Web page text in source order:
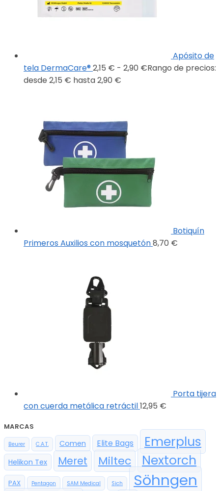
Apósito de
tela DermaCare®2,15 € - 2,90 €Rango de precios:
desde 2,15 € hasta 2,90 €
Botiquín
Primeros Auxilios con mosquetón8,70 €
Porta tijera
con cuerda metálica retráctil12,95 €
MARCAS
Beurer C.A.T. Comen Elite Bags Emerplus
Helikon Tex Meret Miltec Nextorch
PAX Pentagon SAM Medical Sich Söhngen